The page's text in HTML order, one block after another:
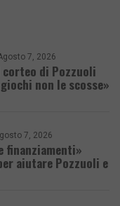
7, 2026
corteo di Pozzuoli
non le scosse»
7, 2026
finanziamenti»
aiutare Pozzuoli e